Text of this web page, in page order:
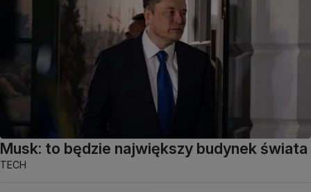
Musk: to będzie największy budynek świata
TECH